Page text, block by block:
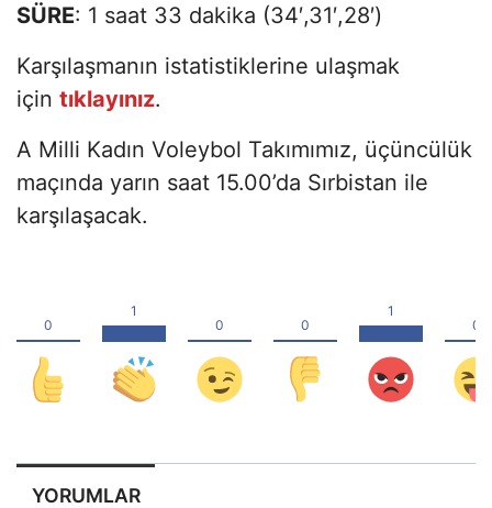
SÜRE: 1 saat 33 dakika (34′,31′,28′)
Karşılaşmanın istatistiklerine ulaşmak
için tıklayınız.
A Milli Kadın Voleybol Takımımız, üçüncülük
maçında yarın saat 15.00’da Sırbistan ile
karşılaşacak.
YORUMLAR